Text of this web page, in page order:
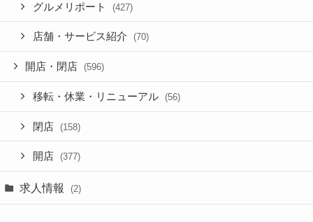
グルメリポート (427)
店舗・サービス紹介 (70)
開店・閉店 (596)
移転・休業・リニューアル (56)
閉店 (158)
開店 (377)
求人情報 (2)